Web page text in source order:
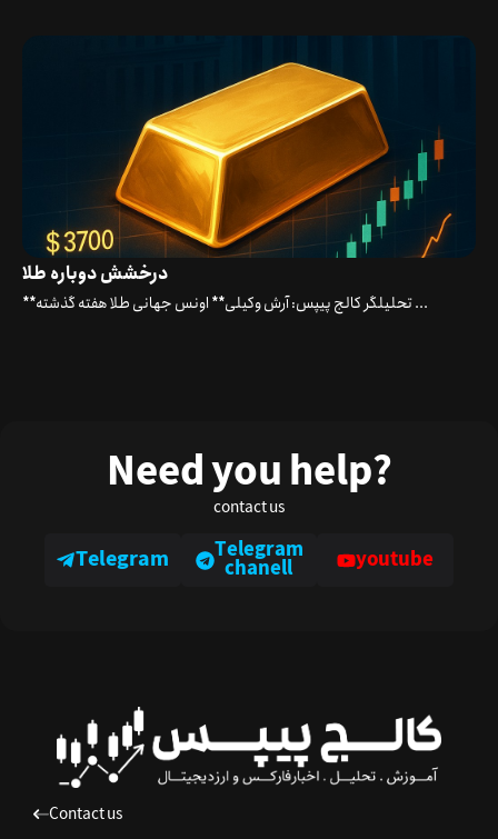
درخشش دوباره طلا
**تحلیلگر کالج پیپس: آرش وکیلی** اونس جهانی طلا هفته گذشته ...
Need you help?
contact us
Telegram Telegram
chanell youtube
Contact us